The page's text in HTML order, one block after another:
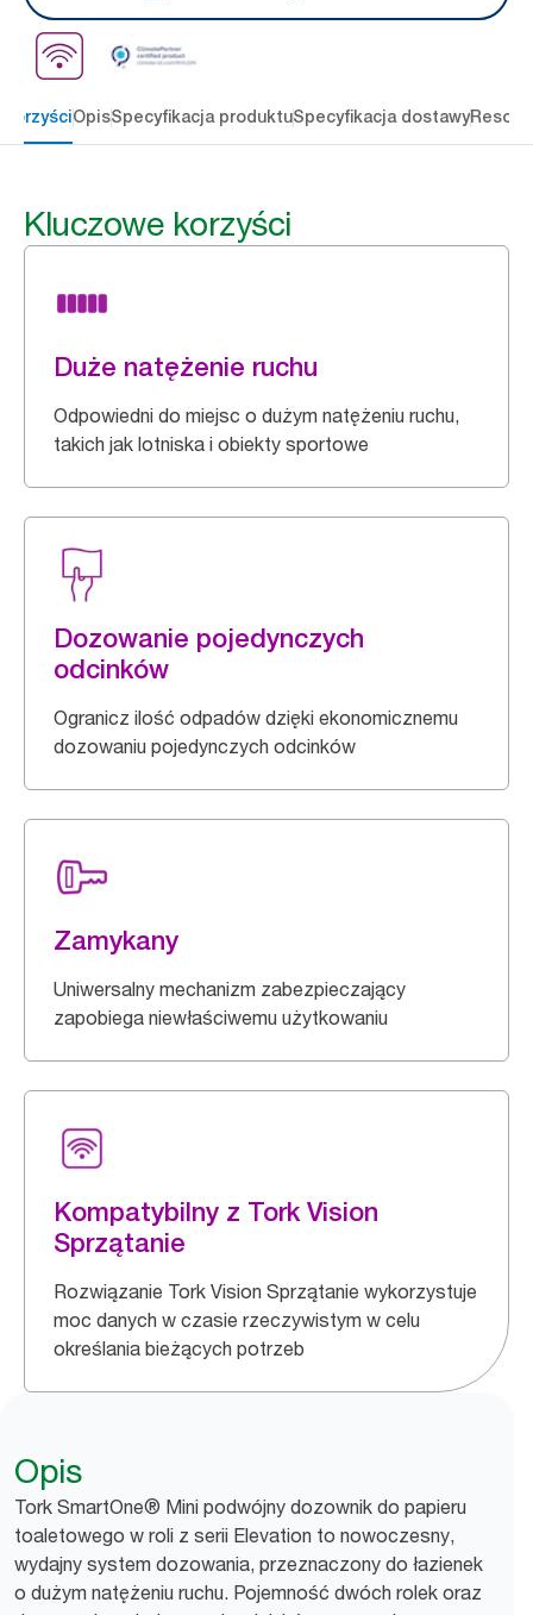
korzyściOpisSpecyfikacja produktuSpecyfikacja dostawy
Kluczowe korzyści
Duże natężenie ruchu
Odpowiedni do miejsc o dużym natężeniu ruchu,
takich jak lotniska i obiekty sportowe
Dozowanie pojedynczych
odcinków
Ogranicz ilość odpadów dzięki ekonomicznemu
dozowaniu pojedynczych odcinków
Zamykany
Uniwersalny mechanizm zabezpieczający
zapobiega niewłaściwemu użytkowaniu
Kompatybilny z Tork Vision
Sprzątanie
Rozwiązanie Tork Vision Sprzątanie wykorzystuje
moc danych w czasie rzeczywistym w celu
określania bieżących potrzeb
Opis
Tork SmartOne® Mini podwójny dozownik do papieru
toaletowego w roli z serii Elevation to nowoczesny,
wydajny system dozowania, przeznaczony do łazienek
o dużym natężeniu ruchu. Pojemność dwóch rolek oraz